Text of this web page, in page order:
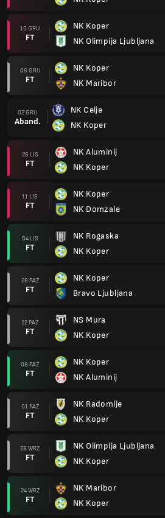
10 GRU
FT
NK Koper
NK Olimpija Ljubljana
06 GRU
FT
NK Koper
NK Maribor
02 GRU
Aband.
NK Celje
NK Koper
26 LIS
FT
NK Aluminij
NK Koper
11 LIS
FT
NK Koper
NK Domzale
04 LIS
FT
NK Rogaska
NK Koper
28 PAŹ
FT
NK Koper
Bravo Ljubljana
22 PAŹ
FT
NS Mura
NK Koper
08 PAŹ
FT
NK Koper
NK Aluminij
01 PAŹ
FT
NK Radomlje
NK Koper
28 WRZ
FT
NK Olimpija Ljubljana
NK Koper
24 WRZ
FT
NK Maribor
NK Koper